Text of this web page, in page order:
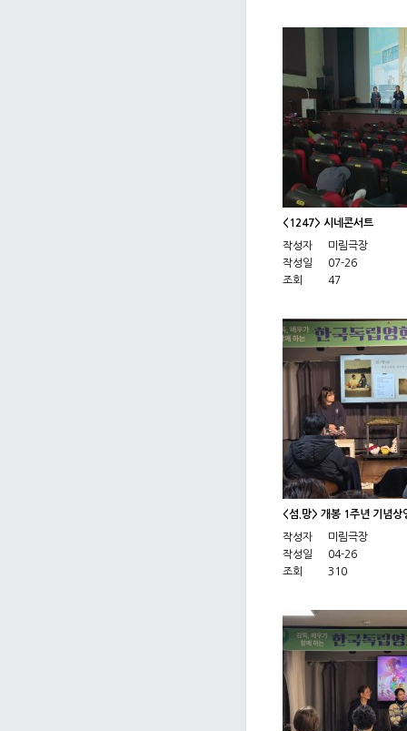
<1247> 시네콘서트
작성자
미림극장
작성일
07-26
조회
47
<섬.망> 개봉 1주년 기념상
작성자
미림극장
작성일
04-26
조회
310